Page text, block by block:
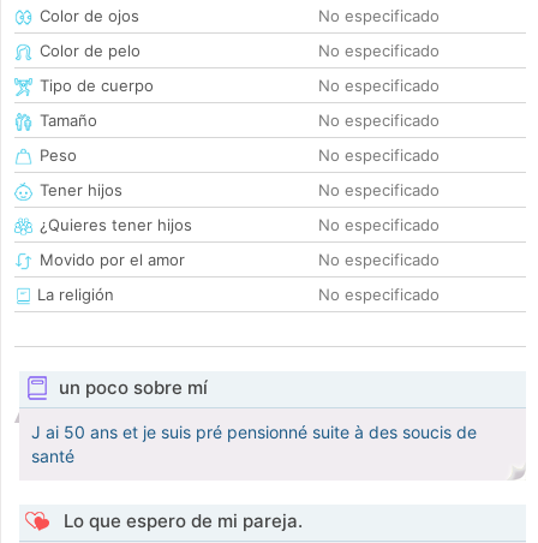
Color de ojos
No especificado
Color de pelo
No especificado
Tipo de cuerpo
No especificado
Tamaño
No especificado
Peso
No especificado
Tener hijos
No especificado
¿Quieres tener hijos
No especificado
Movido por el amor
No especificado
La religión
No especificado
un poco sobre mí
J ai 50 ans et je suis pré pensionné suite à des soucis de
santé
Lo que espero de mi pareja.